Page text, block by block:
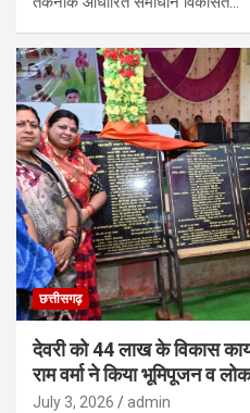
छत्तीसगढ़
देवरी को 44 लाख के विकास
राम वर्मा ने किया भूमिपूजन व
July 3, 2026 admin